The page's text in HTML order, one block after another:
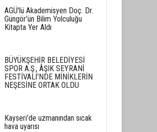
ŞAHİN
UYANMAK
Temmuz 2026
Şimşek
ve Biz
Ekim 2025
Rizespor’la Nihayet 3
Ulaştı
AGÜ'lü Akademisyen Doç. Dr.
Güngör’ün Bilim Yolculuğu
Kitapta Yer Aldı
BÜYÜKŞEHİR BELEDİYESİ
SPOR A.Ş., ÂŞIK SEYRANİ
FESTİVALİ'NDE MİNİKLERİN
NEŞESİNE ORTAK OLDU
Kayseri’de uzmanından sıcak
hava uyarısı